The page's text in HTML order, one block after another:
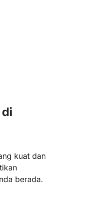
kuat dan
berada.